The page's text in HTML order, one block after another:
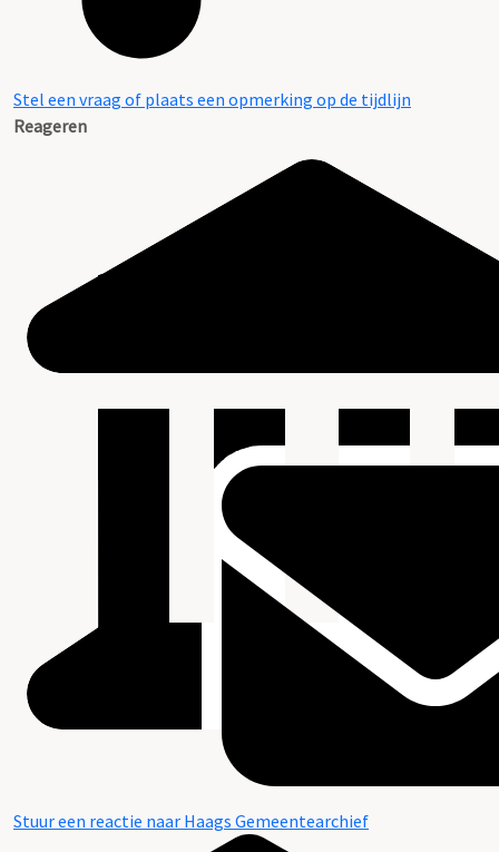
Stel een vraag of plaats een opmerking op de tijdlijn
Reageren
Stuur een reactie naar Haags Gemeentearchief